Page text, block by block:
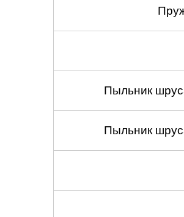
Пыльник
Пыльник